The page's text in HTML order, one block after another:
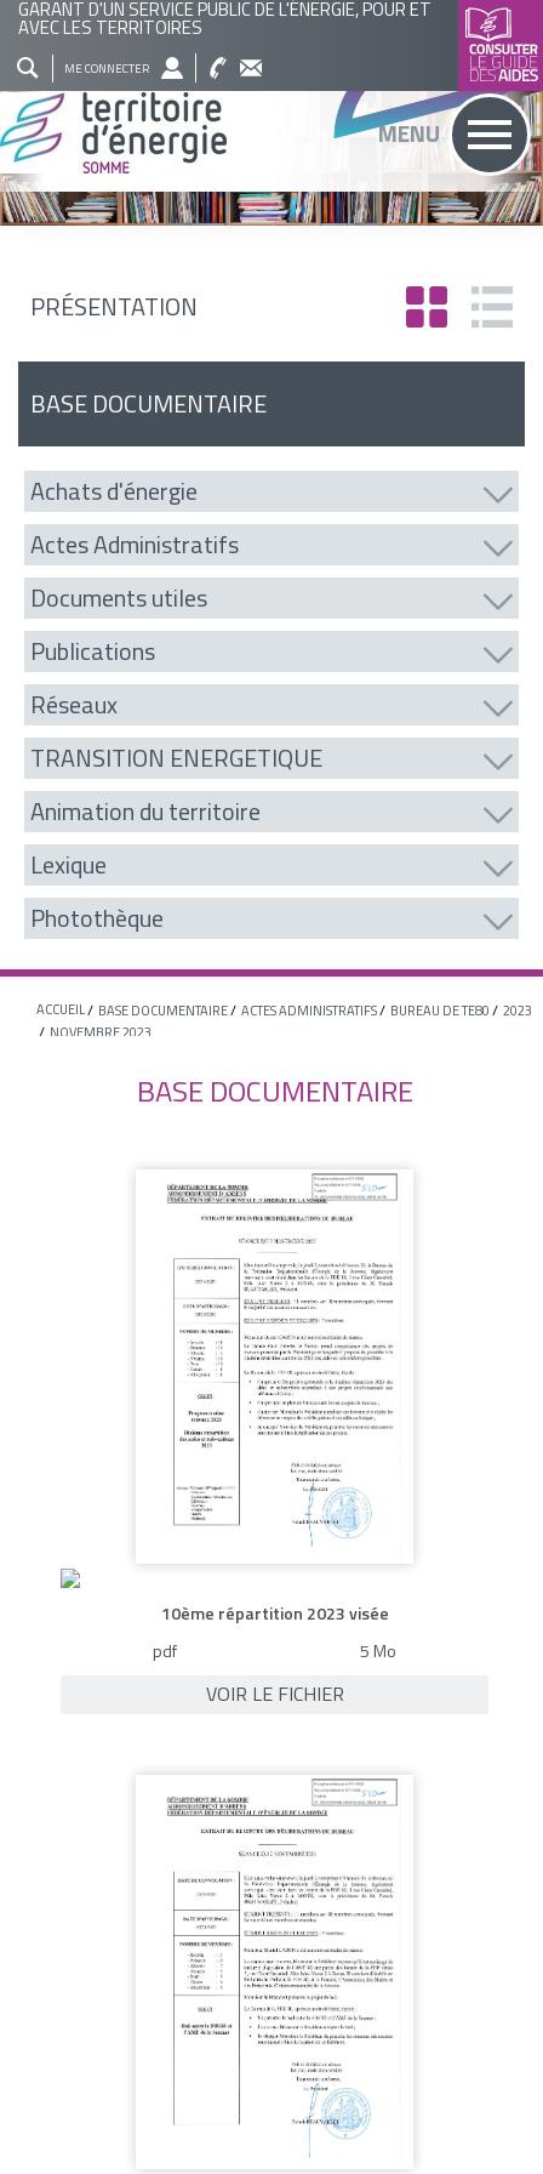
GARANT D'UN SERVICE PUBLIC DE L'ÉNERGIE, POUR ET
AVEC LES TERRITOIRES
ME CONNECTER
RECHERCHER MENU
PRÉSENTATION
BASE DOCUMENTAIRE
Achats d'énergie
Actes Administratifs
Documents utiles
Publications
Réseaux
TRANSITION ENERGETIQUE
Animation du territoire
Lexique
Photothèque
ACCUEIL BASE DOCUMENTAIRE ACTES ADMINISTRATIFS BUREAU DE TE80
2023
NOVEMBRE 2023
BASE DOCUMENTAIRE
10ème répartition 2023 visée
pdf
5 Mo
VOIR LE FICHIER
QUI
SOMMES
NOUS
?
NOS
ACTIONS
ACTUALITÉS
AGENDA
BASE
DOCUMENTAIRE